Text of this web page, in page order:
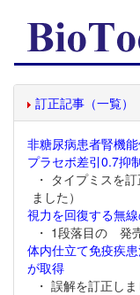
訂正記事（一覧）
非糖尿病患者腎機
プラセボ差引0.7抑
・ タイプミスを
ました）
視力を回復する無
・ 1段落目の 発
体内仕立て免疫疾
が取得
・ 誤解を訂正し